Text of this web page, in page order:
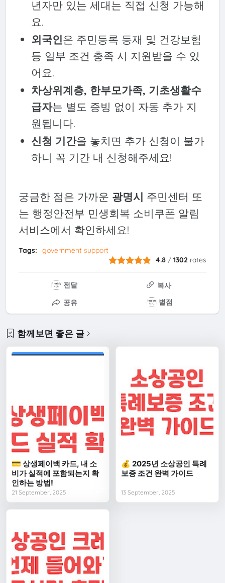
년자만 있는 세대는 직접 신청 가능해
요.
외국인은 주민등록 등재 및 건강보험
등 일부 조건 충족 시 지원받을 수 있
어요.
차상위계층, 한부모가족, 기초생활수
급자는 별도 증빙 없이 자동 추가 지
원됩니다.
신청 기간을 놓치면 추가 신청이 불가
하니 꼭 기간 내 신청해주세요!
궁금한 점은 가까운 광명시 주민센터 또
는 행정안전부 민생회복 소비쿠폰 알림
서비스에서 확인하세요!
Tags:
government support
4.8 /1302 rates
전달
복사
공유
별점
함께보면 좋은 글
💳 상생페이백 카드, 내 소
비가 실적에 포함되는지 확
인하는 방법!
21 September, 2025
💰 2025년 소상공인 특례
보증 조건 완벽 가이드
13 September, 2025